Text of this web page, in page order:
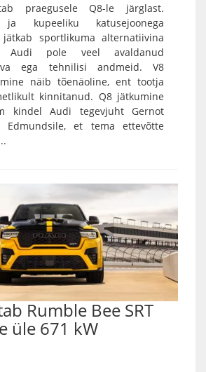
praegusele Q8-le järglast.
ja kupeeliku katusejoonega
sportlikuma alternatiivina
Audi pole veel avaldanud
ega tehnilisi andmeid. V8
näib tõenäoline, ent tootja
kinnitanud. Q8 jätkumine
kindel Audi tegevjuht Gernot
Edmundsile, et tema ettevõtte
Rumble Bee SRT
üle 671 kW